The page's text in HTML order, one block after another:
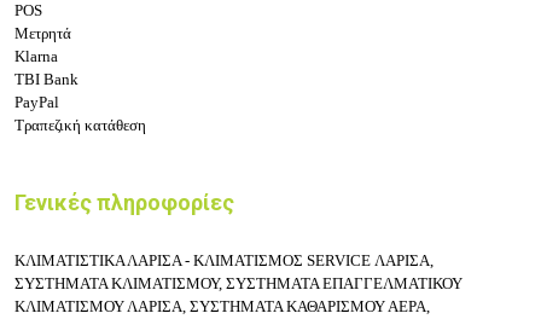
POS
Μετρητά
Klarna
TBI Bank
PayPal
Τραπεζική κατάθεση
Γενικές πληροφορίες
ΚΛΙΜΑΤΙΣΤΙΚΑ ΛΑΡΙΣΑ - ΚΛΙΜΑΤΙΣΜΟΣ SERVICE ΛΑΡΙΣΑ,
ΣΥΣΤΗΜΑΤΑ ΚΛΙΜΑΤΙΣΜΟΥ, ΣΥΣΤΗΜΑΤΑ ΕΠΑΓΓΕΛΜΑΤΙΚΟΥ
ΚΛΙΜΑΤΙΣΜΟΥ ΛΑΡΙΣΑ, ΣΥΣΤΗΜΑΤΑ ΚΑΘΑΡΙΣΜΟΥ ΑΕΡΑ,